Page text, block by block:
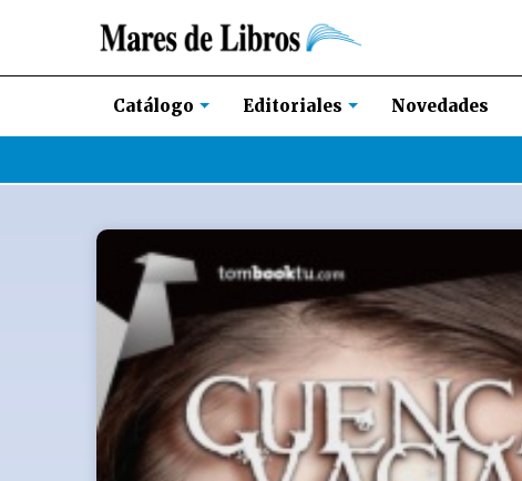
Catálogo Editoriales Novedades